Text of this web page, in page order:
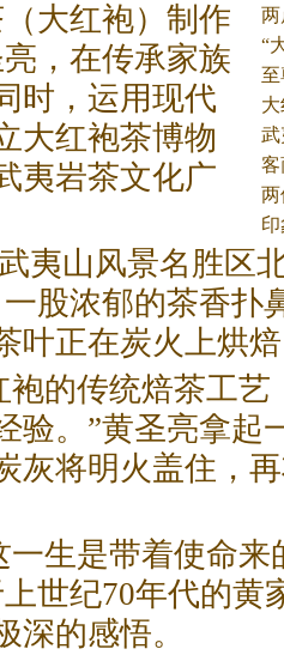
母
“
世
（大红袍）制作
，在传承家族
时，运用现代
大红袍茶博物
夷岩茶文化广
夷山风景名胜区
股浓郁的茶香扑
叶正在炭火上烘
袍的传统焙茶工艺
验。”黄圣亮拿起
灰将明火盖住，
一生是带着使命
世纪70年代的黄
深的感悟。